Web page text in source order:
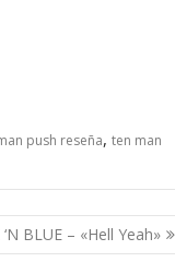
push reseña, ten man
BLUE – «Hell Yeah»